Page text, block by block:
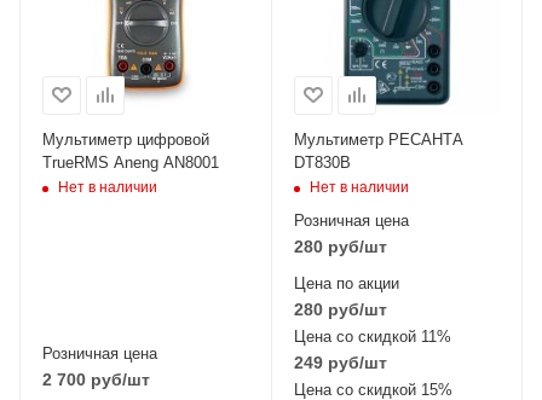
Мультиметр цифровой
TrueRMS Aneng AN8001
Нет в наличии
Розничная цена
2 700 руб/шт
Мультиметр РЕСАНТА
DT830B
Нет в наличии
Розничная цена
280руб/шт
Цена по акции
280руб/шт
Цена со скидкой 11%
249руб/шт
Цена со скидкой 15%